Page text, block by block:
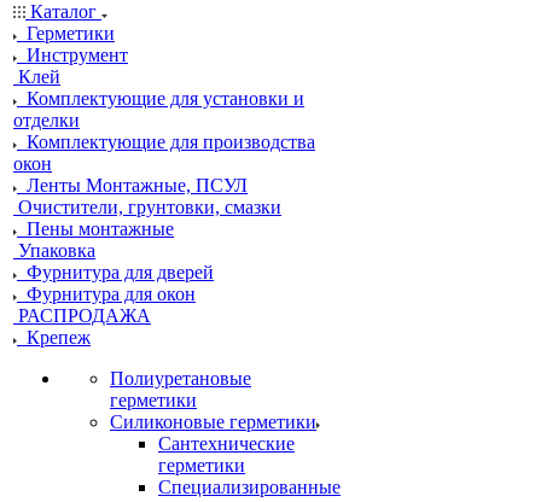
Каталог
Герметики
Инструмент
Клей
Комплектующие для установки и
отделки
Комплектующие для производства
окон
Ленты Монтажные, ПСУЛ
Очистители, грунтовки, смазки
Пены монтажные
Упаковка
Фурнитура для дверей
Фурнитура для окон
РАСПРОДАЖА
Крепеж
Полиуретановые
герметики
Силиконовые герметики
Сантехнические
герметики
Специализированные